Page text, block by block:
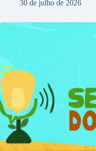
30 de julho de 2026